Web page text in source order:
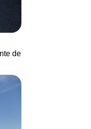
de